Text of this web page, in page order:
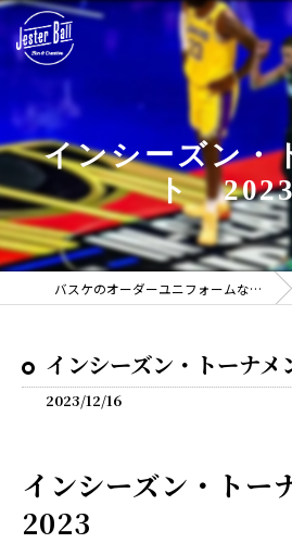
インシーズン・
ト
バスケのオーダーユニフォームならJESTER BALL -ジェスターボール-
インシーズン・トーナ
2023/12/16
インシーズン・トー
2023